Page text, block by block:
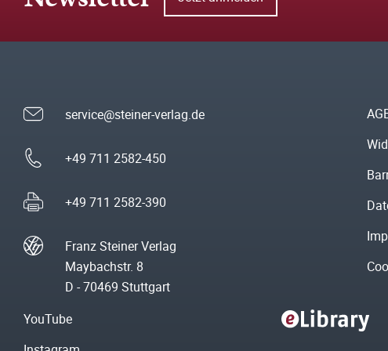
service@steiner-verlag.de
+49 711 2582-450
+49 711 2582-390
Franz Steiner Verlag
Maybachstr. 8
D - 70469 Stuttgart
YouTube